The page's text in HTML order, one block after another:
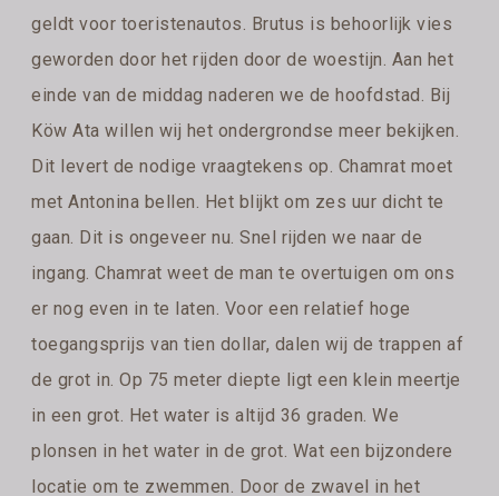
geldt voor toeristenautos. Brutus is behoorlijk vies
geworden door het rijden door de woestijn. Aan het
einde van de middag naderen we de hoofdstad. Bij
Köw Ata willen wij het ondergrondse meer bekijken.
Dit levert de nodige vraagtekens op. Chamrat moet
met Antonina bellen. Het blijkt om zes uur dicht te
gaan. Dit is ongeveer nu. Snel rijden we naar de
ingang. Chamrat weet de man te overtuigen om ons
er nog even in te laten. Voor een relatief hoge
toegangsprijs van tien dollar, dalen wij de trappen af
de grot in. Op 75 meter diepte ligt een klein meertje
in een grot. Het water is altijd 36 graden. We
plonsen in het water in de grot. Wat een bijzondere
locatie om te zwemmen. Door de zwavel in het